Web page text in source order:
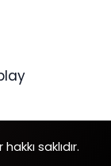
saklıdır.